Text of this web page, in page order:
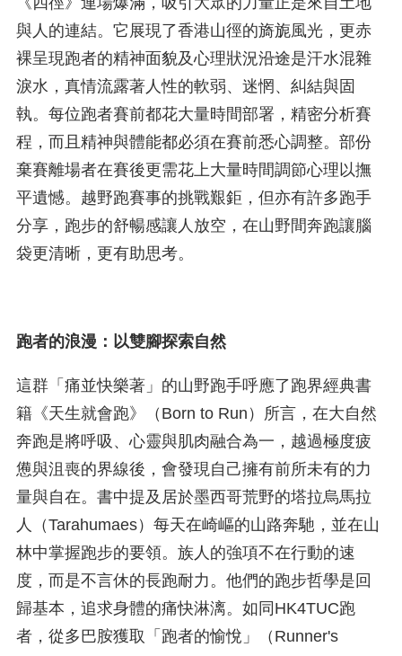
與人的連結。它展現了香港山徑的旖旎風光，更赤
裸呈現跑者的精神面貌及心理狀況――沿途是汗水混雜
淚水，真情流露著人性的軟弱、迷惘、糾結與固
執。每位跑者賽前都花大量時間部署，精密分析賽
程，而且精神與體能都必須在賽前悉心調整。部份
棄賽離場者在賽後更需花上大量時間調節心理以撫
平遺憾。越野跑賽事的挑戰艱鉅，但亦有許多跑手
分享，跑步的舒暢感讓人放空，在山野間奔跑讓腦
袋更清晰，更有助思考。
跑者的浪漫：以雙腳探索自然
這群「痛並快樂著」的山野跑手呼應了跑界經典書
籍《天生就會跑》（Born to Run）所言，在大自然
奔跑是將呼吸、心靈與肌肉融合為一，越過極度疲
憊與沮喪的界線後，會發現自己擁有前所未有的力
量與自在。書中提及居於墨西哥荒野的塔拉烏馬拉
人（Tarahumaes）每天在崎嶇的山路奔馳，並在山
林中掌握跑步的要領。族人的強項不在行動的速
度，而是不言休的長跑耐力。他們的跑步哲學是回
歸基本，追求身體的痛快淋漓。如同HK4TUC跑
者，從多巴胺獲取「跑者的愉悅」（Runner's